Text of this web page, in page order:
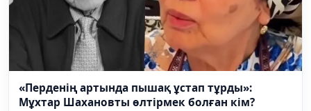
«Перденің артында пышақ ұстап тұрды»:
Мұхтар Шахановты өлтірмек болған кім?